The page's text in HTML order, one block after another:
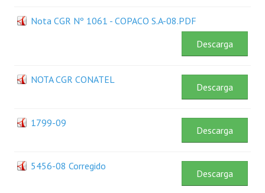
ODS
Centro de Atención al Ciudadano
Nota CGR Nº 1061 - COPACO S.A-08.PDF
Descarga
NOTA CGR CONATEL
Descarga
1799-09
Descarga
5456-08 Corregido
Descarga